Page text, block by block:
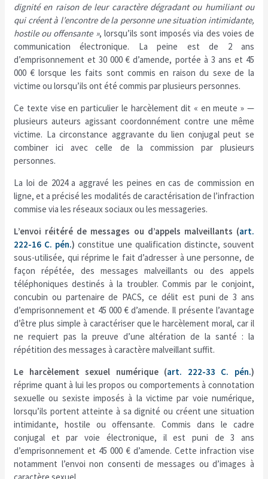
dignité en raison de leur caractère dégradant ou humiliant ou
qui créent à l’encontre de la personne une situation intimidante,
hostile ou offensante », lorsqu’ils sont imposés via des voies de
communication électronique. La peine est de 2 ans
d’emprisonnement et 30 000 € d’amende, portée à 3 ans et 45
000 € lorsque les faits sont commis en raison du sexe de la
victime ou lorsqu’ils ont été commis par plusieurs personnes.
Ce texte vise en particulier le harcèlement dit « en meute » —
plusieurs auteurs agissant coordonnément contre une même
victime. La circonstance aggravante du lien conjugal peut se
combiner ici avec celle de la commission par plusieurs
personnes.
La loi de 2024 a aggravé les peines en cas de commission en
ligne, et a précisé les modalités de caractérisation de l’infraction
commise via les réseaux sociaux ou les messageries.
L’envoi réitéré de messages ou d’appels malveillants (art.
222-16 C. pén.) constitue une qualification distincte, souvent
sous-utilisée, qui réprime le fait d’adresser à une personne, de
façon répétée, des messages malveillants ou des appels
téléphoniques destinés à la troubler. Commis par le conjoint,
concubin ou partenaire de PACS, ce délit est puni de 3 ans
d’emprisonnement et 45 000 € d’amende. Il présente l’avantage
d’être plus simple à caractériser que le harcèlement moral, car il
ne requiert pas la preuve d’une altération de la santé : la
répétition des messages à caractère malveillant suffit.
Le harcèlement sexuel numérique (art. 222-33 C. pén.)
réprime quant à lui les propos ou comportements à connotation
sexuelle ou sexiste imposés à la victime par voie numérique,
lorsqu’ils portent atteinte à sa dignité ou créent une situation
intimidante, hostile ou offensante. Commis dans le cadre
conjugal et par voie électronique, il est puni de 3 ans
d’emprisonnement et 45 000 € d’amende. Cette infraction vise
notamment l’envoi non consenti de messages ou d’images à
caractère sexuel.